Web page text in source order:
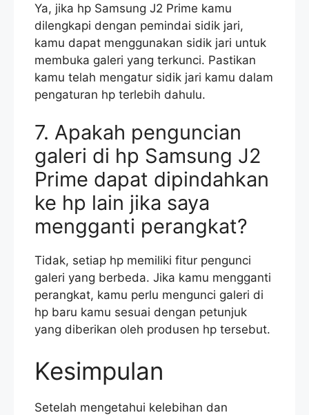
Ya, jika hp Samsung J2 Prime kamu
dilengkapi dengan pemindai sidik jari,
kamu dapat menggunakan sidik jari untuk
membuka galeri yang terkunci. Pastikan
kamu telah mengatur sidik jari kamu dalam
pengaturan hp terlebih dahulu.
7. Apakah penguncian
galeri di hp Samsung J2
Prime dapat dipindahkan
ke hp lain jika saya
mengganti perangkat?
Tidak, setiap hp memiliki fitur pengunci
galeri yang berbeda. Jika kamu mengganti
perangkat, kamu perlu mengunci galeri di
hp baru kamu sesuai dengan petunjuk
yang diberikan oleh produsen hp tersebut.
Kesimpulan
Setelah mengetahui kelebihan dan